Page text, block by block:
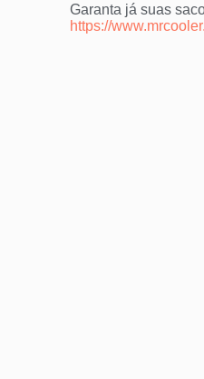
Garanta já suas
https://